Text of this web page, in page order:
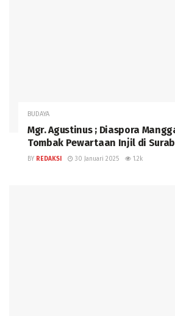
BUDAYA
Mgr. Agustinus ; Diaspora
Tombak Pewartaan Injil di
BY REDAKSI 30 Januari 2025 1.2k